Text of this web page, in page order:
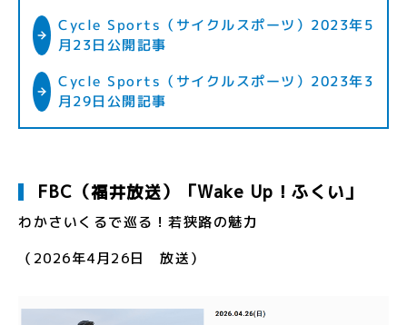
Cycle Sports（サイクルスポーツ）2023年5
月23日公開記事
Cycle Sports（サイクルスポーツ）2023年3
月29日公開記事
FBC（福井放送）「Wake Up！ふくい」
わかさいくるで巡る！若狭路の魅力
（2026年4月26日 放送）